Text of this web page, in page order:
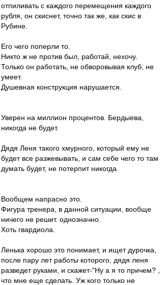
отпиливать с каждого перемещения каждого
рубля, он скиснет, точно так же, как скис в
Рубине.
Его чего поперли то.
Никто ж не против был, работай, нехочу.
Только он работать, не обворовывая клуб, не
умеет.
Душевная конструкция нарушается.
Уверен на миллион процентов. Бердыева,
никогда не будет.
Дядя Леня такого хмурного, который ему не
будет все разжевывать, и сам себе чего то там
думать будет, не потерпит никогда.
Вообщем напрасно это.
Фигура тренера, в данной ситуации, вообще
ничего не решит. однозначно.
Хоть гвардиола.
Ленька хорошо это понимает, и ищет дурочка,
после пару лет работы которого, дядя леня
разведет руками, и скажет-"Ну а я то причем? ,
что мне еще сделать. Уж кого только не